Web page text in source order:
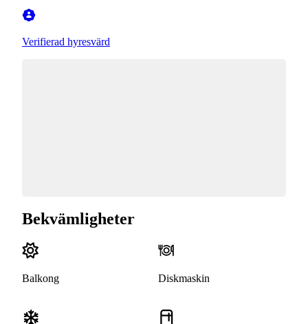
Verifierad hyresvärd
Bekvämligheter
Balkong Diskmaskin